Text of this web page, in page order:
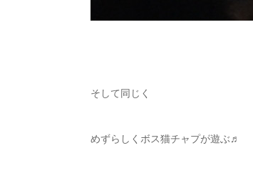
そして同じく
めずらしくボス猫チャプが遊ぶ♬